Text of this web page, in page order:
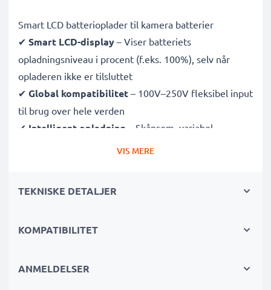
Smart LCD batterioplader til kamera batterier
✔ Smart LCD-display – Viser batteriets
opladningsniveau i procent (f.eks. 100%), selv når
opladeren ikke er tilsluttet
✔ Global kompatibilitet – 100V–250V fleksibel input
til brug over hele verden
✔ Intelligent opladning – Skånsom, variabel
spænding forlænger batteriets levetid
og kortslutning
Kompakt & rejseklar
✔Holdbare materialer
VIS MERE
TEKNISKE DETALJER
KOMPATIBILITET
ANMELDELSER